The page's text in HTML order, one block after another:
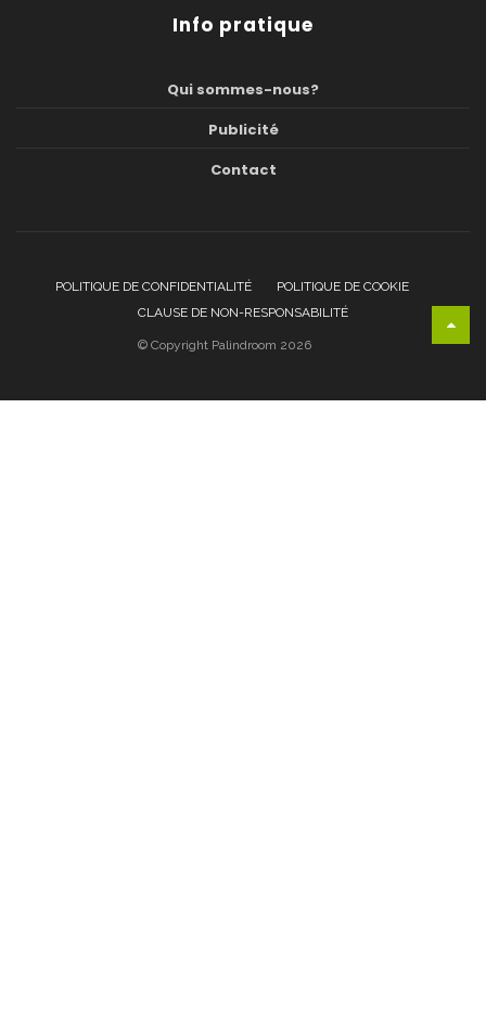
Info pratique
Qui sommes-nous?
Publicité
Contact
POLITIQUE DE CONFIDENTIALITÉ
POLITIQUE DE COOKIE
CLAUSE DE NON-RESPONSABILITÉ
© Copyright Palindroom 2026